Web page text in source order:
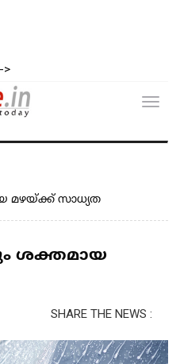
>
മഴയ്ക്ക് സാധ്യത
ശക്തമായ
SHARE THE NEWS :